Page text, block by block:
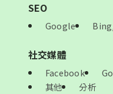
SEO
Google
社交媒體
Facebook
其他
分析